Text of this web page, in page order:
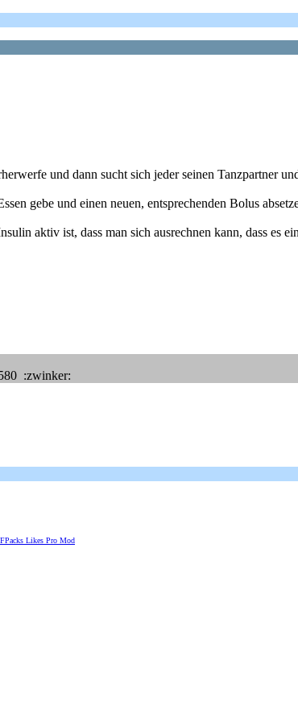
und dann sucht sich jeder seinen Tanzpartner
gebe und einen neuen, entsprechenden Bolus
aktiv ist, dass man sich ausrechnen kann, dass es
:zwinker:
Likes Pro Mod